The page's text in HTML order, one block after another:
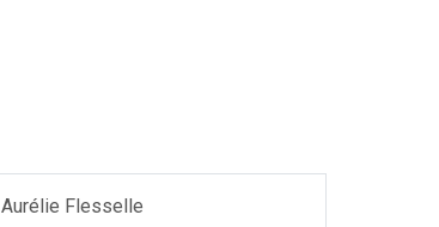
Aurélie Flesselle